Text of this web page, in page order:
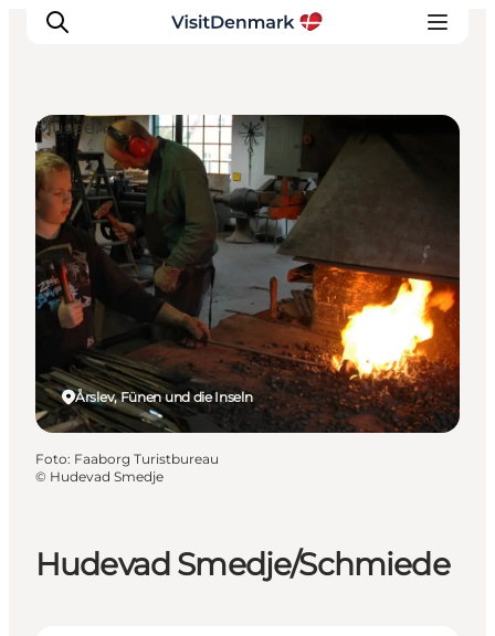
Inspiration
Regionen
Erlebnisse
Unterkünfte
Reiseplanung
Hudevad Smedje/Schmiede
Årslev, Fünen und die Inseln
Museen
Foto: Faaborg Turistbureau
© Hudevad Smedje